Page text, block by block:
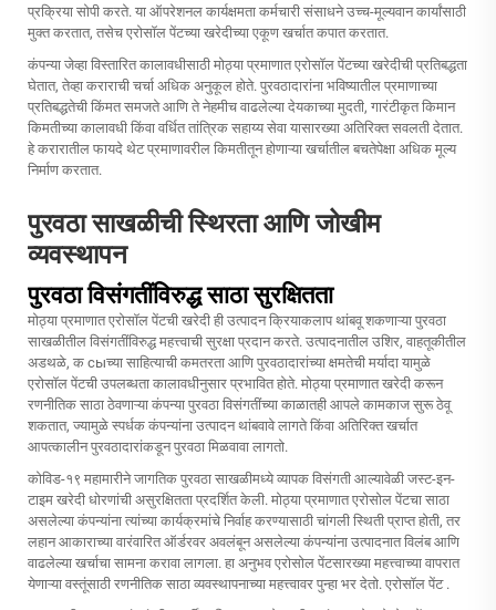
प्रक्रिया सोपी करते. या ऑपरेशनल कार्यक्षमता कर्मचारी संसाधने उच्च-मूल्यवान कार्यांसाठी
मुक्त करतात, तसेच एरोसॉल पेंटच्या खरेदीच्या एकूण खर्चात कपात करतात.
कंपन्या जेव्हा विस्तारित कालावधीसाठी मोठ्या प्रमाणात एरोसॉल पेंटच्या खरेदीची प्रतिबद्धता
घेतात, तेव्हा कराराची चर्चा अधिक अनुकूल होते. पुरवठादारांना भविष्यातील प्रमाणाच्या
प्रतिबद्धतेची किंमत समजते आणि ते नेहमीच वाढलेल्या देयकाच्या मुदती, गारंटीकृत किमान
किमतीच्या कालावधी किंवा वर्धित तांत्रिक सहाय्य सेवा यासारख्या अतिरिक्त सवलती देतात.
हे करारातील फायदे थेट प्रमाणावरील किमतीतून होणाऱ्या खर्चातील बचतेपेक्षा अधिक मूल्य
निर्माण करतात.
पुरवठा साखळीची स्थिरता आणि जोखीम
व्यवस्थापन
पुरवठा विसंगतींविरुद्ध साठा सुरक्षितता
मोठ्या प्रमाणात एरोसॉल पेंटची खरेदी ही उत्पादन क्रियाकलाप थांबवू शकणाऱ्या पुरवठा
साखळीतील विसंगतींविरुद्ध महत्त्वाची सुरक्षा प्रदान करते. उत्पादनातील उशिर, वाहतूकीतील
अडथळे, क сыच्या साहित्याची कमतरता आणि पुरवठादारांच्या क्षमतेची मर्यादा यामुळे
एरोसॉल पेंटची उपलब्धता कालावधीनुसार प्रभावित होते. मोठ्या प्रमाणात खरेदी करून
रणनीतिक साठा ठेवणाऱ्या कंपन्या पुरवठा विसंगतींच्या काळातही आपले कामकाज सुरू ठेवू
शकतात, ज्यामुळे स्पर्धक कंपन्यांना उत्पादन थांबवावे लागते किंवा अतिरिक्त खर्चात
आपत्कालीन पुरवठादारांकडून पुरवठा मिळवावा लागतो.
कोविड-१९ महामारीने जागतिक पुरवठा साखळीमध्ये व्यापक विसंगती आल्यावेळी जस्ट-इन-
टाइम खरेदी धोरणांची असुरक्षितता प्रदर्शित केली. मोठ्या प्रमाणात एरोसोल पेंटचा साठा
असलेल्या कंपन्यांना त्यांच्या कार्यक्रमांचे निर्वाह करण्यासाठी चांगली स्थिती प्राप्त होती, तर
लहान आकाराच्या वारंवारित ऑर्डरवर अवलंबून असलेल्या कंपन्यांना उत्पादनात विलंब आणि
वाढलेल्या खर्चाचा सामना करावा लागला. हा अनुभव एरोसोल पेंटसारख्या महत्त्वाच्या वापरात
येणाऱ्या वस्तूंसाठी रणनीतिक साठा व्यवस्थापनाच्या महत्त्वावर पुन्हा भर देतो. एरोसॉल पेंट .